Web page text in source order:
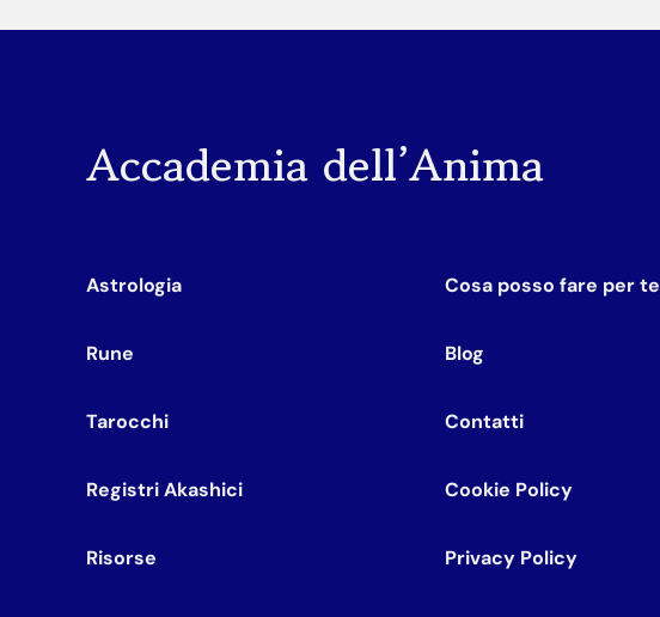
Accademia dell’Anima
Astrologia
Rune
Tarocchi
Registri Akashici
Risorse
Cosa posso fare per te
Blog
Contatti
Cookie Policy
Privacy Policy